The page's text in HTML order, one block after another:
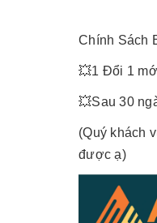
Chính Sách
💥1 Đổi 1
💥Sau 30
(Quý khách
được ạ)